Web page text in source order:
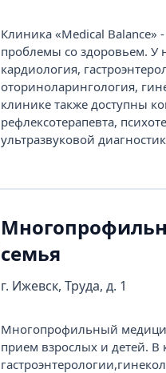
Клиника «Medical
проблемы со здоровьем. У
кардиология,
оториноларингология,
клинике также доступны
рефлексотерапевта,
ультразвуковой
семья
г. Ижевск, Труда, д. 1
Многопрофильный
прием взрослых и детей.